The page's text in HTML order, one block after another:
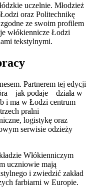
uczelnie. Młodzież
oraz Politechnikę
ze swoim profilem
włókiennicze Łodzi
tekstylnymi.
Partnerem tej edycji
– jak podaje – działa w
i ma w Łodzi centrum
pralni
logistykę oraz
serwisie odzieży
Włókienniczym
uczniowie mają
i zwiedzić zakład
farbiarni w Europie.